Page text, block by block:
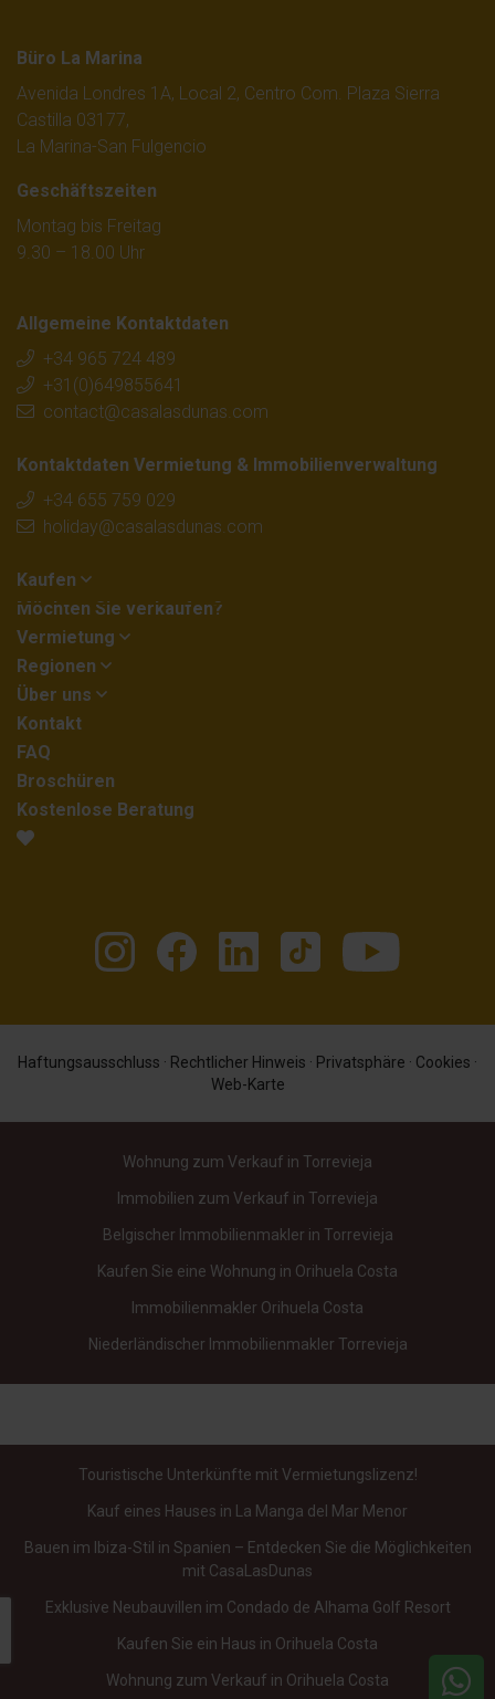
Büro La Marina
Avenida Londres 1A, Local 2, Centro Com. Plaza Sierra
Castilla 03177,
La Marina-San Fulgencio
Geschäftszeiten
Montag bis Freitag
9.30 – 18.00 Uhr
Allgemeine Kontaktdaten
+34 965 724 489
+31(0)649855641
contact@casalasdunas.com
Kontaktdaten Vermietung & Immobilienverwaltung
+34 655 759 029
holiday@casalasdunas.com
Kaufen
Möchten Sie verkaufen?
Vermietung
Regionen
Über uns
Kontakt
FAQ
Broschüren
Kostenlose Beratung
Haftungsausschluss · Rechtlicher Hinweis · Privatsphäre · Cookies ·
Web-Karte
Wohnung zum Verkauf in Torrevieja
Immobilien zum Verkauf in Torrevieja
Belgischer Immobilienmakler in Torrevieja
Kaufen Sie eine Wohnung in Orihuela Costa
Immobilienmakler Orihuela Costa
Niederländischer Immobilienmakler Torrevieja
Touristische Unterkünfte mit Vermietungslizenz!
Kauf eines Hauses in La Manga del Mar Menor
Bauen im Ibiza-Stil in Spanien – Entdecken Sie die Möglichkeiten
mit CasaLasDunas
Exklusive Neubauvillen im Condado de Alhama Golf Resort
Kaufen Sie ein Haus in Orihuela Costa
Wohnung zum Verkauf in Orihuela Costa